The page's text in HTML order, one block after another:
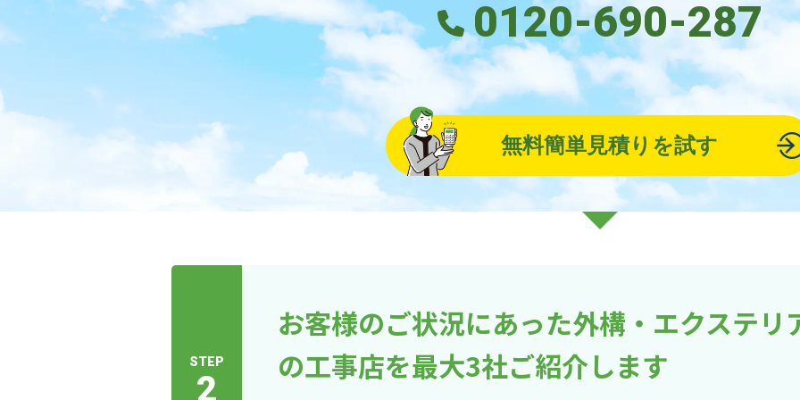
0120-690-287
無料簡単見積りを試す
STEP
2
お客様のご状況にあった外構・エクステリ
の工事店を最大3社ご紹介します